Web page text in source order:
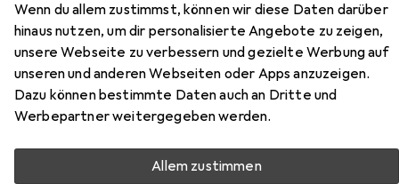
Wenn du allem zustimmst, können wir diese Daten darüber
hinaus nutzen, um dir personalisierte Angebote zu zeigen,
unsere Webseite zu verbessern und gezielte Werbung auf
unseren und anderen Webseiten oder Apps anzuzeigen.
Dazu können bestimmte Daten auch an Dritte und
Werbepartner weitergegeben werden.
Allem zustimmen
Zubehör für Celexon Motor
Professional Plus
Hier findest du passendes Zubehör zum Produkt Celexon
und Leinwand Zubehör.